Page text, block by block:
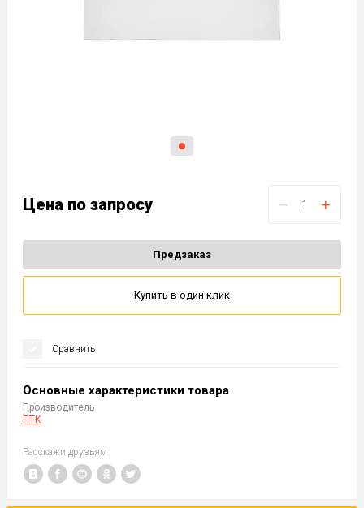
Цена по запросу − +
Предзаказ
Купить в один клик
Сравнить
Основные характеристики товара
Производитель
ПТК
Расскажи друзьям: